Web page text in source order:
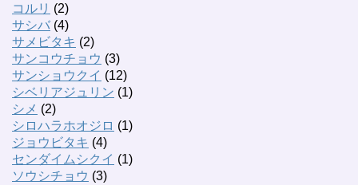
コルリ (2)
サシバ (4)
サメビタキ (2)
サンコウチョウ (3)
サンショウクイ (12)
シベリアジュリン (1)
シメ (2)
シロハラホオジロ (1)
ジョウビタキ (4)
センダイムシクイ (1)
ソウシチョウ (3)